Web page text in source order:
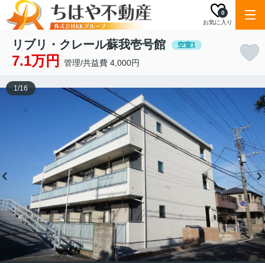
お気に入り
0
リブリ・クレール蘇我壱号館 空室1
7.1万円 管理/共益費 4,000円
1/16